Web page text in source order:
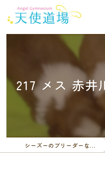
217 メス 赤井
シーズーのブリーダーなら天使道場